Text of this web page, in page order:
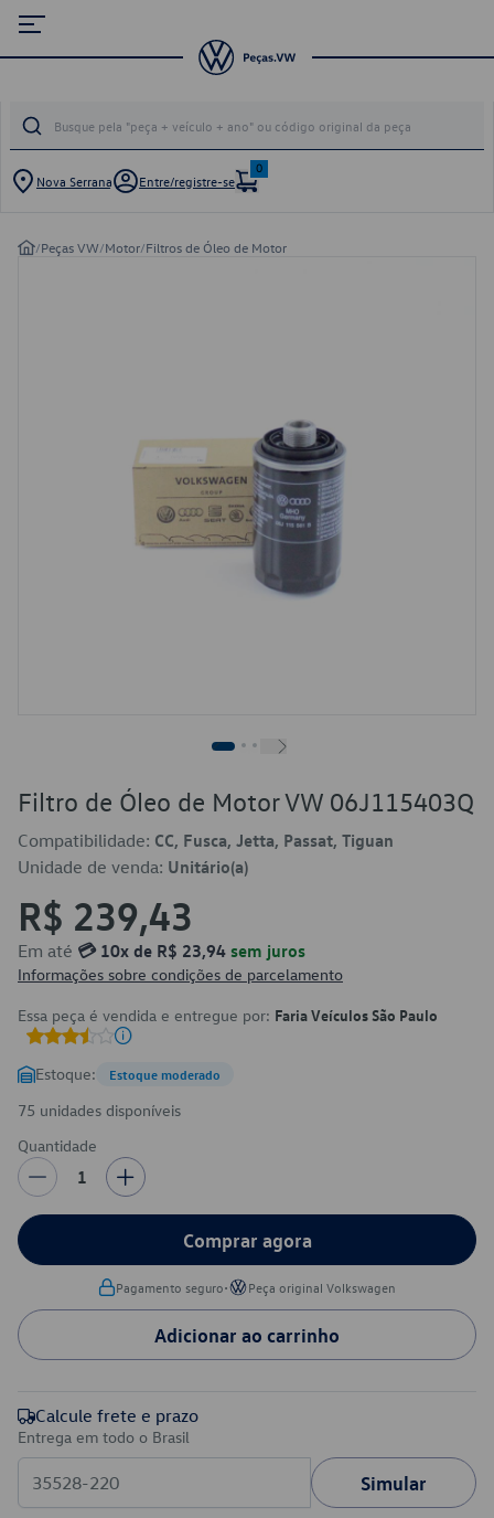
Nova Serrana Entre/registre-se
0
/Peças VW/Motor/Filtros de Óleo de Motor
Filtro de Óleo de Motor VW 06J115403Q
Compatibilidade: CC, Fusca, Jetta, Passat, Tiguan
Unidade de venda: Unitário(a)
R$ 239,43
Em até 💳 10x de R$ 23,94 sem juros
Informações sobre condições de parcelamento
Essa peça é vendida e entregue por: Faria Veículos São Paulo
Estoque: Estoque moderado
75 unidades disponíveis
Quantidade
1
Comprar agora
Pagamento seguro• Peça original Volkswagen
Adicionar ao carrinho
Calcule frete e prazo
Entrega em todo o Brasil
Simular